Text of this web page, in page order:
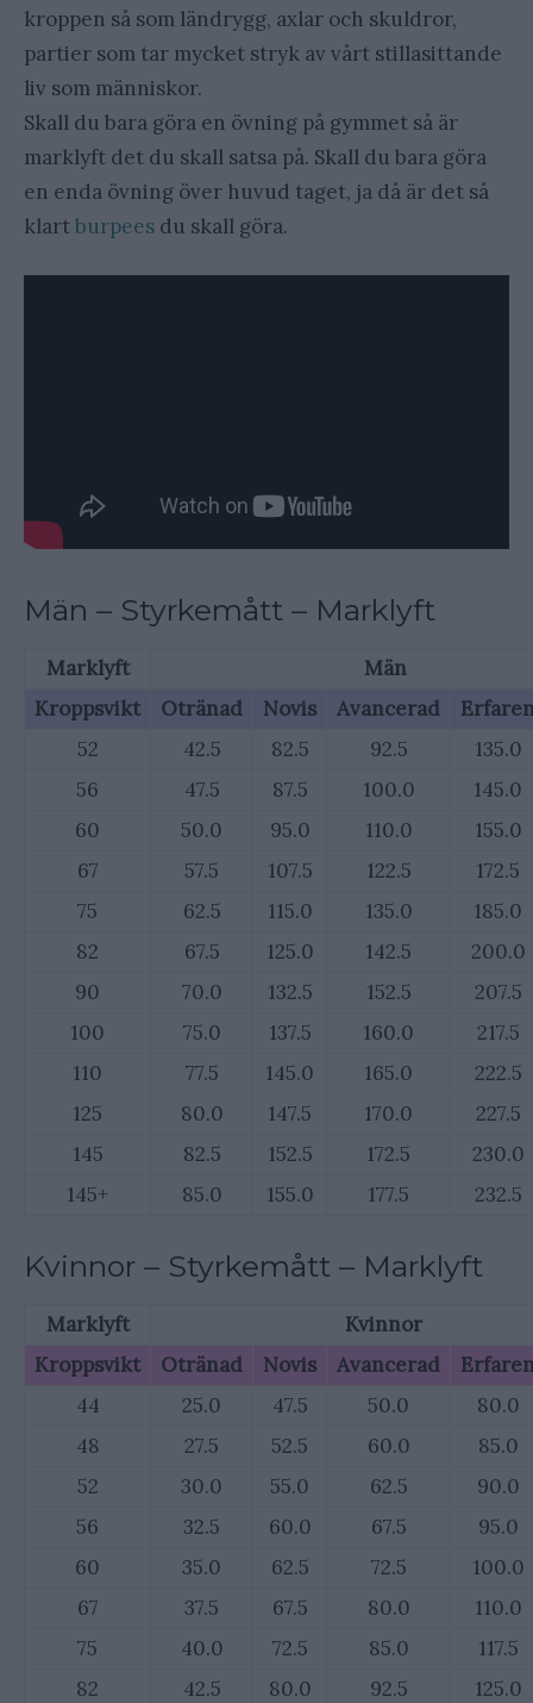
kroppen så som ländrygg, axlar och skuldror,
partier som tar mycket stryk av vårt stillasittande
liv som människor.
Skall du bara göra en övning på gymmet så är
marklyft det du skall satsa på. Skall du bara göra
en enda övning över huvud taget, ja då är det så
klartburpees du skall göra.
Män – Styrkemått – Marklyft
Marklyft
Män
Kroppsvikt
Otränad Novis Avancerad
52
42.5 82.5 92.5
135.0
56
47.5 87.5 100.0
145.0
60
50.0 95.0 110.0
155.0
67
57.5 107.5 122.5
172.5
75
62.5 115.0 135.0
185.0
82
67.5 125.0 142.5
200.0
90
70.0 132.5 152.5
207.5
100
75.0 137.5 160.0
217.5
110
77.5 145.0 165.0
222.5
125
80.0 147.5 170.0
227.5
145
82.5 152.5 172.5
230.0
145+
85.0 155.0 177.5 232.5
Kvinnor – Styrkemått – Marklyft
Marklyft
Kvinnor
Kroppsvikt
Otränad Novis Avancerad
44
25.0 47.5 50.0
80.0
48
27.5 52.5 60.0
85.0
52
30.0 55.0 62.5
90.0
56
32.5 60.0 67.5
95.0
60
35.0 62.5 72.5
100.0
67
37.5 67.5 80.0
110.0
75
40.0 72.5 85.0
117.5
82
42.5 80.0 92.5 125.0